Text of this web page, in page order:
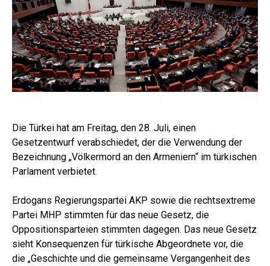
Die Türkei hat am Freitag, den 28. Juli, einen
Gesetzentwurf verabschiedet, der die Verwendung der
Bezeichnung „Völkermord an den Armeniern“ im türkischen
Parlament verbietet.
Erdogans Regierungspartei AKP sowie die rechtsextreme
Partei MHP stimmten für das neue Gesetz, die
Oppositionsparteien stimmten dagegen. Das neue Gesetz
sieht Konsequenzen für türkische Abgeordnete vor, die
die „Geschichte und die gemeinsame Vergangenheit des